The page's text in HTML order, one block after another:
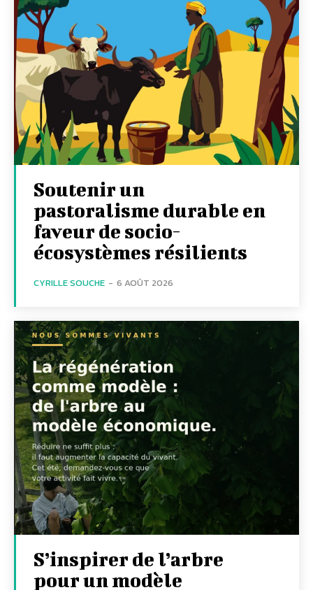
Soutenir un
pastoralisme durable en
faveur de socio-
écosystèmes résilients
CYRILLE SOUCHE - 6 AOÛT 2026
S’inspirer de l’arbre
pour un modèle